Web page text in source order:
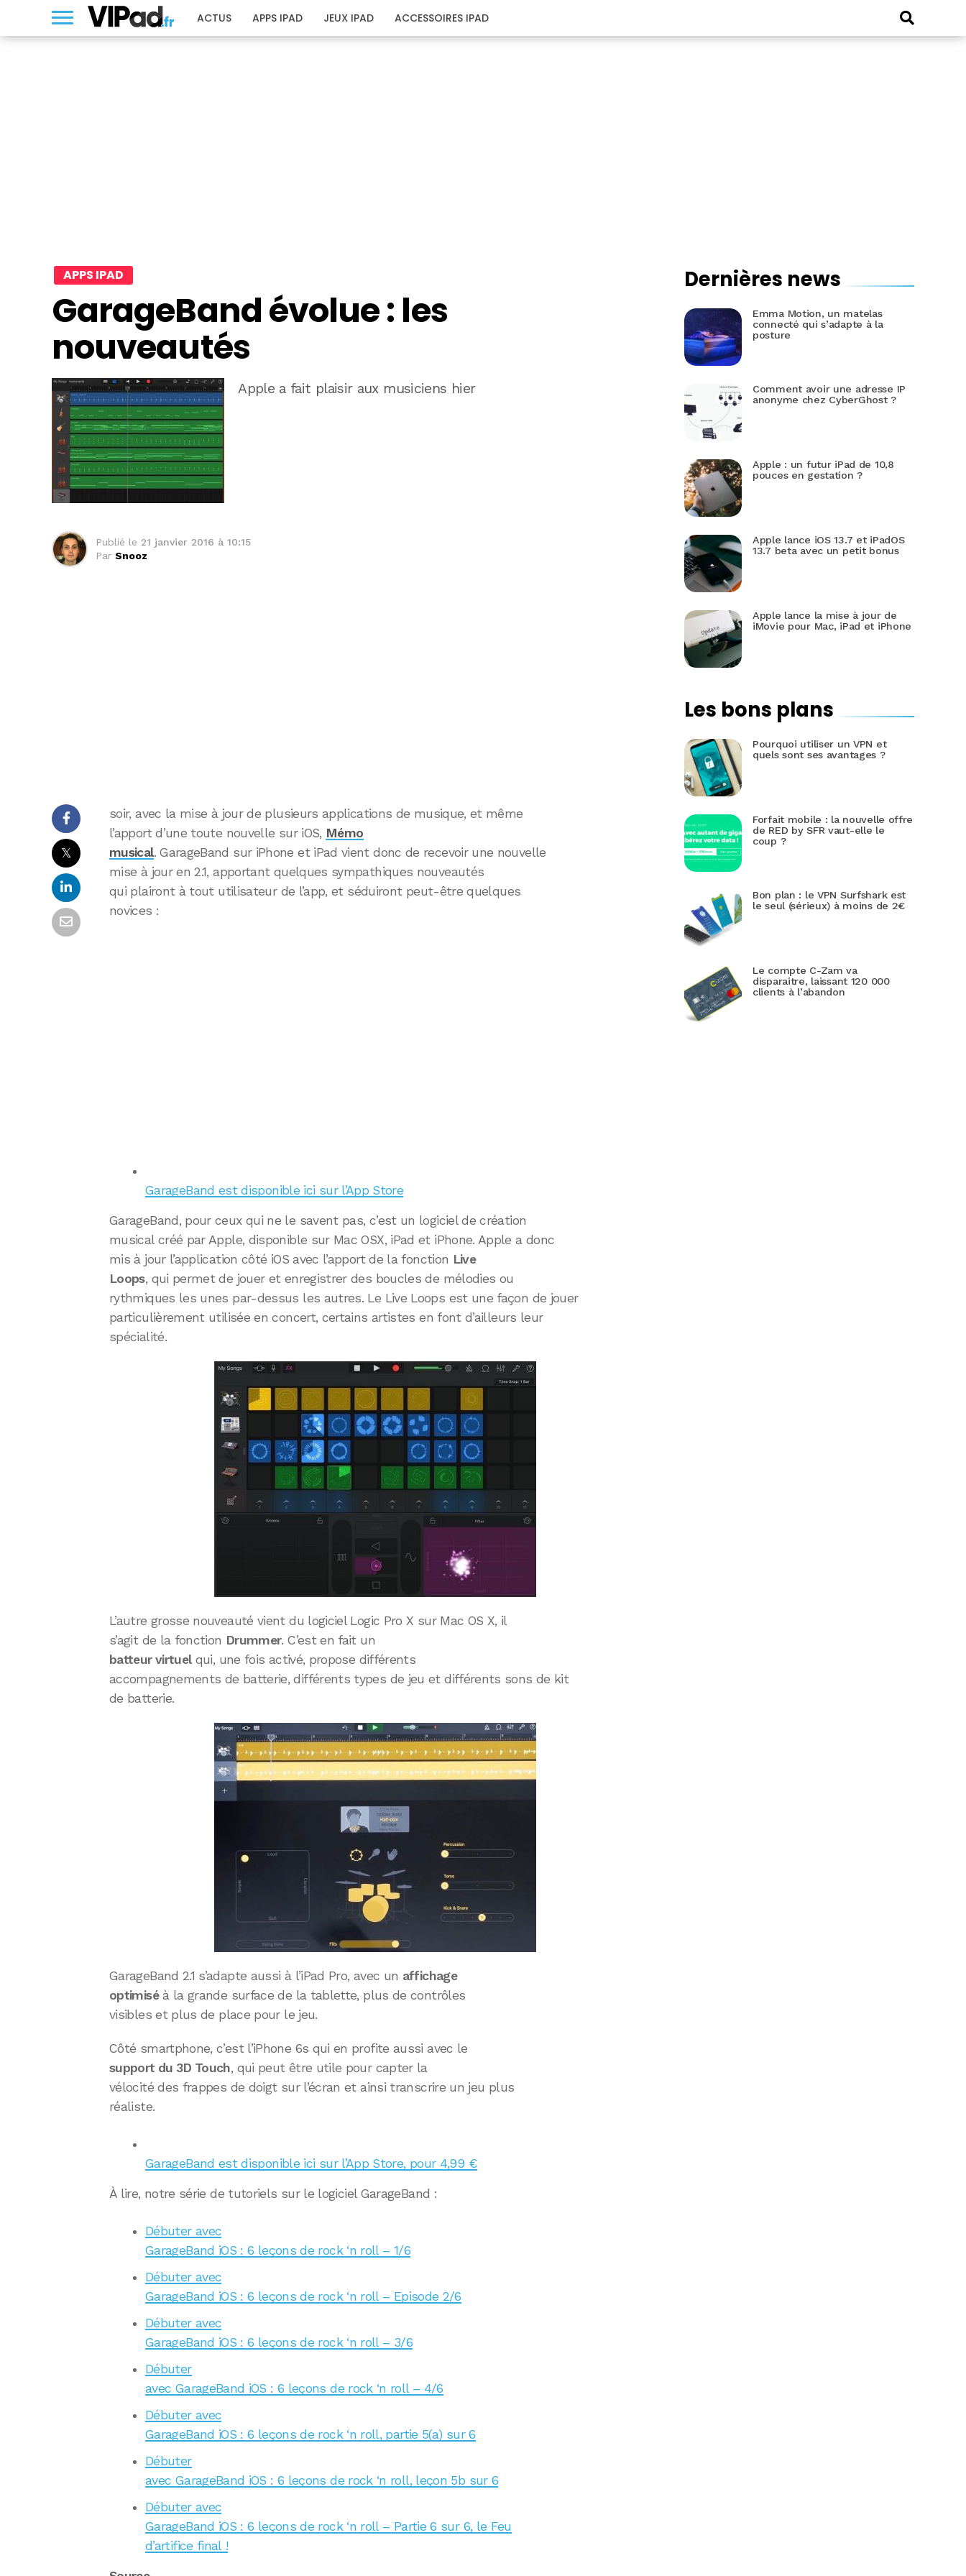
ACTUS APPS IPAD JEUX IPAD ACCESSOIRES IPAD
APPS IPAD
GarageBand évolue : les
nouveautés
Apple a fait plaisir aux musiciens hier
Publié le 21 janvier 2016 à 10:15
Par Snooz
𝕏
soir, avec la mise à jour de plusieurs applications de musique, et même
l’apport d’une toute nouvelle sur iOS, Mémo
musical. GarageBand sur iPhone et iPad vient donc de recevoir une nouvelle
mise à jour en 2.1, apportant quelques sympathiques nouveautés
qui plairont à tout utilisateur de l’app, et séduiront peut-être quelques
novices :
GarageBand est disponible ici sur l’App Store
GarageBand, pour ceux qui ne le savent pas, c’est un logiciel de création
musical créé par Apple, disponible sur Mac OSX, iPad et iPhone. Apple a donc
mis à jour l’application côté iOS avec l’apport de la fonction Live
Loops, qui permet de jouer et enregistrer des boucles de mélodies ou
rythmiques les unes par-dessus les autres. Le Live Loops est une façon de jouer
particulièrement utilisée en concert, certains artistes en font d’ailleurs leur
spécialité.
L’autre grosse nouveauté vient du logiciel Logic Pro X sur Mac OS X, il
s’agit de la fonction Drummer. C’est en fait un
batteur virtuelqui, une fois activé, propose différents
accompagnements de batterie, différents types de jeu et différents sons de kit
de batterie.
GarageBand 2.1 s’adapte aussi à l’iPad Pro, avec un affichage
optimiséà la grande surface de la tablette, plus de contrôles
visibles et plus de place pour le jeu.
Côté smartphone, c’est l’iPhone 6s qui en profite aussi avec le
support du 3D Touch, qui peut être utile pour capter la
vélocité des frappes de doigt sur l’écran et ainsi transcrire un jeu plus
réaliste.
GarageBand est disponible ici sur l’App Store, pour 4,99 €
À lire, notre série de tutoriels sur le logiciel GarageBand :
Débuter avec
GarageBand iOS : 6 leçons de rock ‘n roll – 1/6
Débuter avec
GarageBand iOS : 6 leçons de rock ‘n roll – Episode 2/6
Débuter avec
GarageBand iOS : 6 leçons de rock ‘n roll – 3/6
Débuter
avec GarageBand iOS : 6 leçons de rock ‘n roll – 4/6
Débuter avec
GarageBand iOS : 6 leçons de rock ‘n roll, partie 5(a) sur 6
Débuter
avec GarageBand iOS : 6 leçons de rock ‘n roll, leçon 5b sur 6
Débuter avec
GarageBand iOS : 6 leçons de rock ‘n roll – Partie 6 sur 6, le Feu
d’artifice final !
Dernières news
Emma Motion, un matelas
connecté qui s’adapte à la
posture
Comment avoir une adresse IP
anonyme chez CyberGhost ?
Apple : un futur iPad de 10,8
pouces en gestation ?
Apple lance iOS 13.7 et iPadOS
13.7 beta avec un petit bonus
Apple lance la mise à jour de
iMovie pour Mac, iPad et iPhone
Les bons plans
Pourquoi utiliser un VPN et
quels sont ses avantages ?
Forfait mobile : la nouvelle offre
de RED by SFR vaut-elle le
coup ?
Bon plan : le VPN Surfshark est
le seul (sérieux) à moins de 2€
Le compte C-Zam va
disparaitre, laissant 120 000
clients à l’abandon